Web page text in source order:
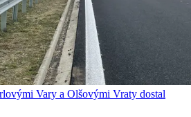
Vary a Olšovými Vraty dostal